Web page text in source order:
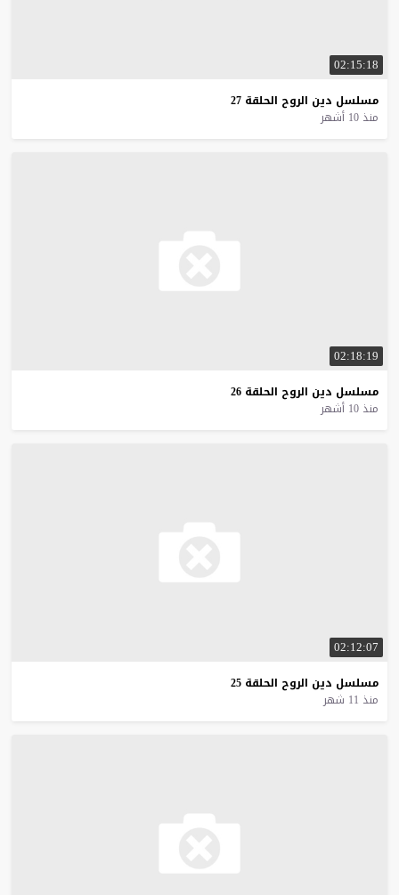
02:15:18
مسلسل دين الروح الحلقة 27
منذ 10 أشهر
02:18:19
مسلسل دين الروح الحلقة 26
منذ 10 أشهر
02:12:07
مسلسل دين الروح الحلقة 25
منذ 11 شهر